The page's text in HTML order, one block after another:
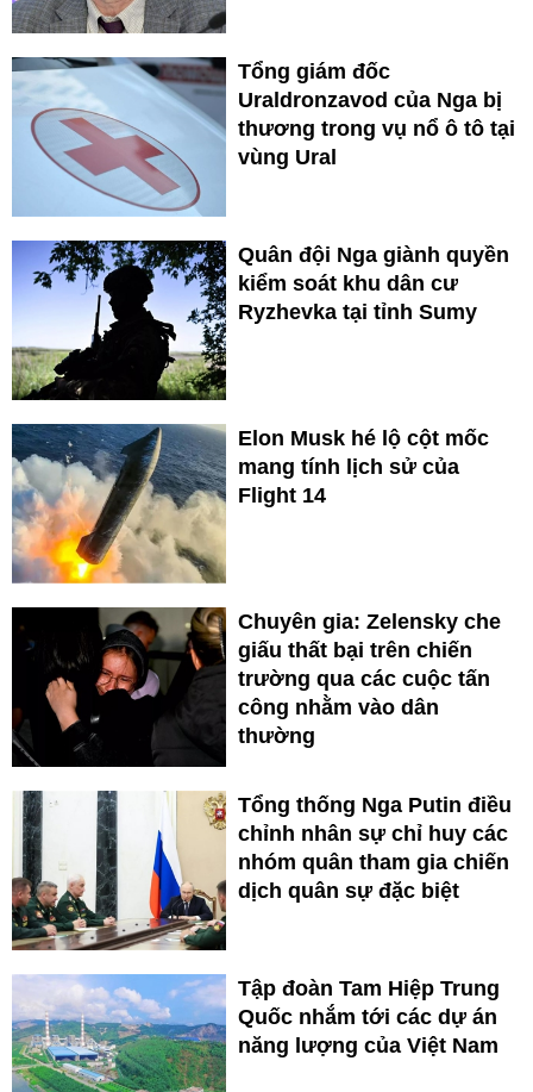
Tổng giám đốc
Uraldronzavod của Nga bị
thương trong vụ nổ ô tô tại
vùng Ural
Quân đội Nga giành quyền
kiểm soát khu dân cư
Ryzhevka tại tỉnh Sumy
Elon Musk hé lộ cột mốc
mang tính lịch sử của
Flight 14
Chuyên gia: Zelensky che
giấu thất bại trên chiến
trường qua các cuộc tấn
công nhằm vào dân
thường
Tổng thống Nga Putin điều
chỉnh nhân sự chỉ huy các
nhóm quân tham gia chiến
dịch quân sự đặc biệt
Tập đoàn Tam Hiệp Trung
Quốc nhắm tới các dự án
năng lượng của Việt Nam